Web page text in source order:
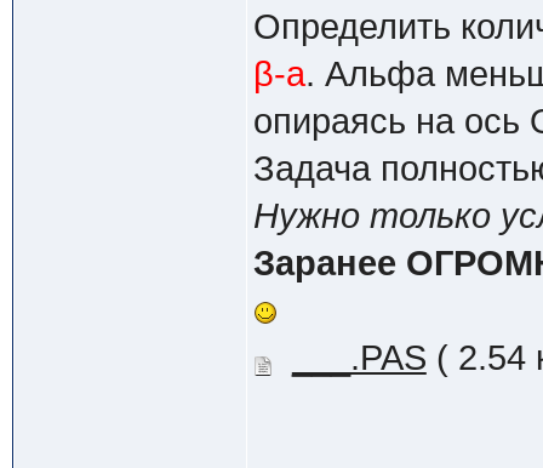
Определить
β-a. Альфа
опираясь на ось
Задача
Нужно только
Заранее
___.PAS ( 2.54